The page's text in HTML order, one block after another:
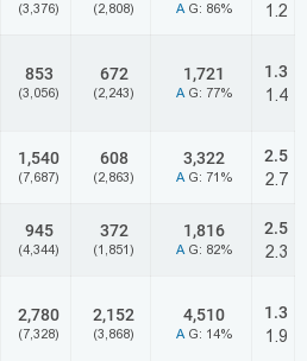
(3,376) (2,808) A G: 86%
1.2
853
(3,056)
672
(2,243)
1,721
A G: 77%
1.3
1.4
1,540
(7,687)
608
(2,863)
3,322
A G: 71%
2.5
2.7
945
(4,344)
372
(1,851)
1,816
A G: 82%
2.5
2.3
2,780
(7,328)
2,152
(3,868)
4,510
A G: 14%
1.3
1.9